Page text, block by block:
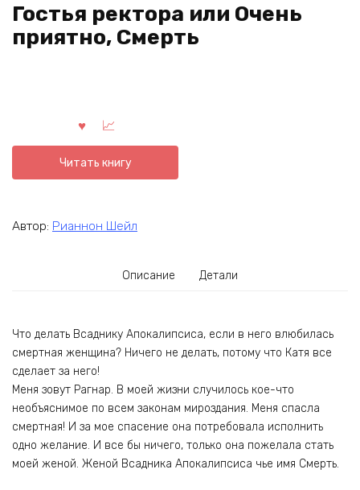
Гостья ректора или Очень
приятно, Смерть
Читать книгу
Автор: Рианнон Шейл
Описание Детали
Что делать Всаднику Апокалипсиса, если в него влюбилась
смертная женщина? Ничего не делать, потому что Катя все
сделает за него!
Меня зовут Рагнар. В моей жизни случилось кое-что
необъяснимое по всем законам мироздания. Меня спасла
смертная! И за мое спасение она потребовала исполнить
одно желание. И все бы ничего, только она пожелала стать
моей женой. Женой Всадника Апокалипсиса чье имя Смерть.